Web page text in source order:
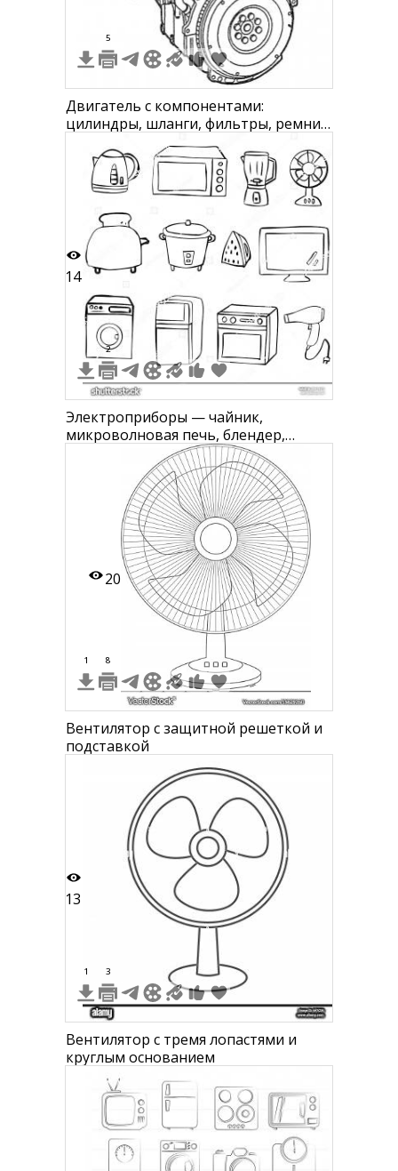
5
Двигатель с компонентами:
цилиндры, шланги, фильтры, ремни,
вентилятор, маховик.
14
2
Электроприборы — чайник,
микроволновая печь, блендер,
вентилятор, тостер, мультиварка,
утюг, телевизор, стиральная
машина, холодильник, плита, фен
20
1 8
Вентилятор с защитной решеткой и
подставкой
13
1 3
Вентилятор с тремя лопастями и
круглым основанием